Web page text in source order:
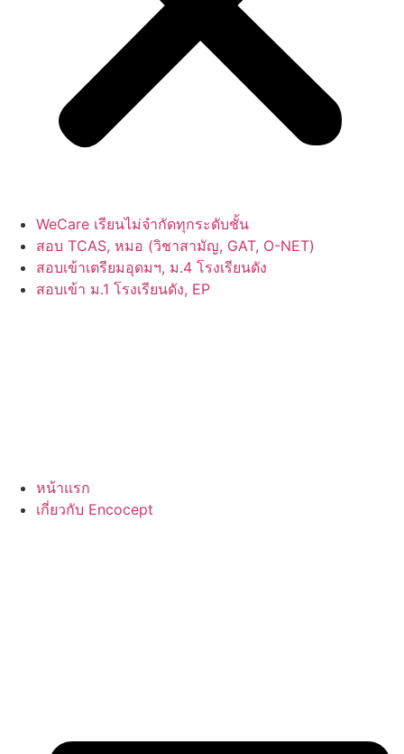
WeCare เรียนไม่จำกัดทุกระดับชั้น
สอบ TCAS, หมอ (วิชาสามัญ, GAT, O-NET)
สอบเข้าเตรียมอุดมฯ, ม.4 โรงเรียนดัง
สอบเข้า ม.1 โรงเรียนดัง, EP
หน้าแรก
เกี่ยวกับ Encocept